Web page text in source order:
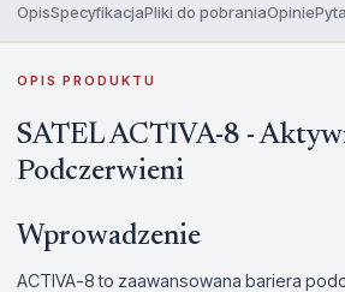
OpisSpecyfikacjaPliki do pobraniaOpinie
OPIS PRODUKTU
SATEL ACTIVA-8 -
Podczerwieni
Wprowadzenie
ACTIVA-8 to zaawansowana bariera